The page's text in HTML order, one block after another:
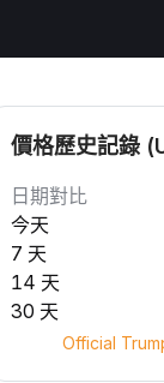
價格歷史記錄
日期對比
今天
7 天
14 天
30 天
Official